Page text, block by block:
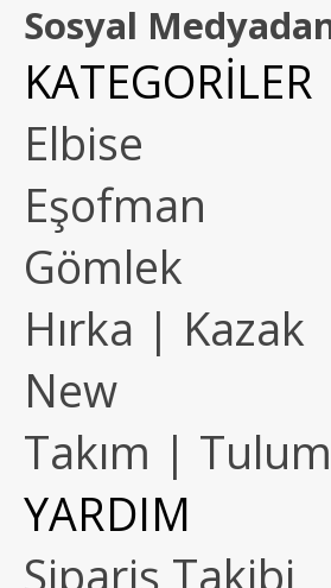
Sosyal
KATEGORİLER
Elbise
Eşofman
Gömlek
Hırka | Kazak
New
Takım | Tulum
YARDIM
Sipariş Takibi